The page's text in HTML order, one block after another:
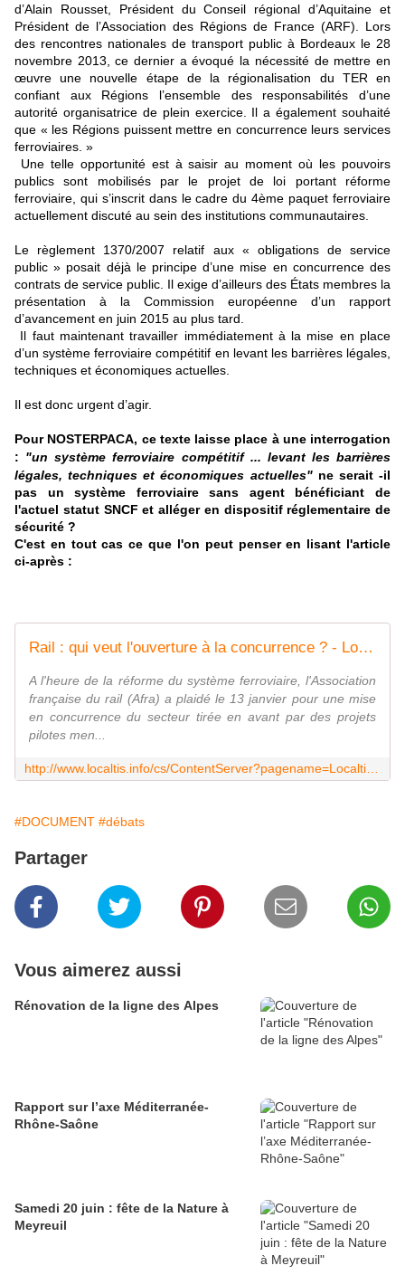
d’Alain Rousset, Président du Conseil régional d’Aquitaine et
Président de l’Association des Régions de France (ARF). Lors
des rencontres nationales de transport public à Bordeaux le 28
novembre 2013, ce dernier a évoqué la nécessité de mettre en
œuvre une nouvelle étape de la régionalisation du TER en
confiant aux Régions l’ensemble des responsabilités d’une
autorité organisatrice de plein exercice. Il a également souhaité
que « les Régions puissent mettre en concurrence leurs services
ferroviaires. »
Une telle opportunité est à saisir au moment où les pouvoirs
publics sont mobilisés par le projet de loi portant réforme
ferroviaire, qui s’inscrit dans le cadre du 4ème paquet ferroviaire
actuellement discuté au sein des institutions communautaires.
Le règlement 1370/2007 relatif aux « obligations de service
public » posait déjà le principe d’une mise en concurrence des
contrats de service public. Il exige d’ailleurs des États membres la
présentation à la Commission européenne d’un rapport
d’avancement en juin 2015 au plus tard.
Il faut maintenant travailler immédiatement à la mise en place
d’un système ferroviaire compétitif en levant les barrières légales,
techniques et économiques actuelles.
Il est donc urgent d’agir.
Pour NOSTERPACA, ce texte laisse place à une interrogation
: "un système ferroviaire compétitif ... levant les barrières
légales, techniques et économiques actuelles"ne serait -il
pas un système ferroviaire sans agent bénéficiant de
l'actuel statut SNCF et alléger en dispositif réglementaire de
sécurité ?
C'est en tout cas ce que l'on peut penser en lisant l'article
ci-après :
Rail : qui veut l'ouverture à la concurrence ? - Localtis.info un service Caisse des Dépôts
A l'heure de la réforme du système ferroviaire, l'Association
française du rail (Afra) a plaidé le 13 janvier pour une mise
en concurrence du secteur tirée en avant par des projets
pilotes men...
#DOCUMENT #débats
Partager
Vous aimerez aussi
Rénovation de la ligne des Alpes
Rapport sur l’axe Méditerranée-
Rhône-Saône
Samedi 20 juin : fête de la Nature à
Meyreuil